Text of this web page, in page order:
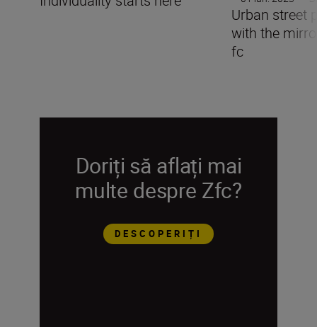
Urban street
with the
fc
Doriți să aflați mai
multe despre Zfc?
DESCOPERIȚI